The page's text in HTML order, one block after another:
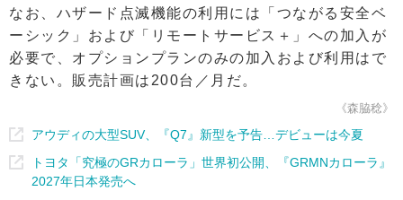
なお、ハザード点滅機能の利用には「つながる安全ベ
ーシック」および「リモートサービス＋」への加入が
必要で、オプションプランのみの加入および利用はで
きない。販売計画は200台／月だ。
《森脇稔》
アウディの大型SUV、『Q7』新型を予告…デビューは今夏
トヨタ「究極のGRカローラ」世界初公開、『GRMNカローラ』
2027年日本発売へ